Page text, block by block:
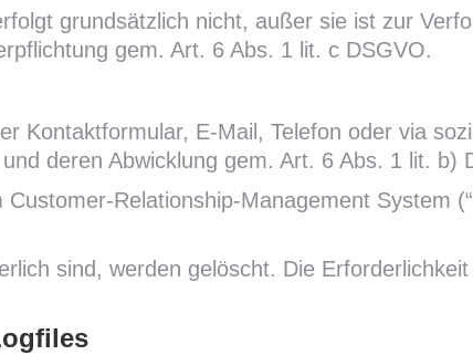
grundsätzlich nicht, außer sie ist zur
gem. Art. 6 Abs. 1 lit. c DSGVO.
Kontaktformular, E-Mail, Telefon oder via
deren Abwicklung gem. Art. 6 Abs. 1 lit. b)
Relationship-Management System
sind, werden gelöscht. Die